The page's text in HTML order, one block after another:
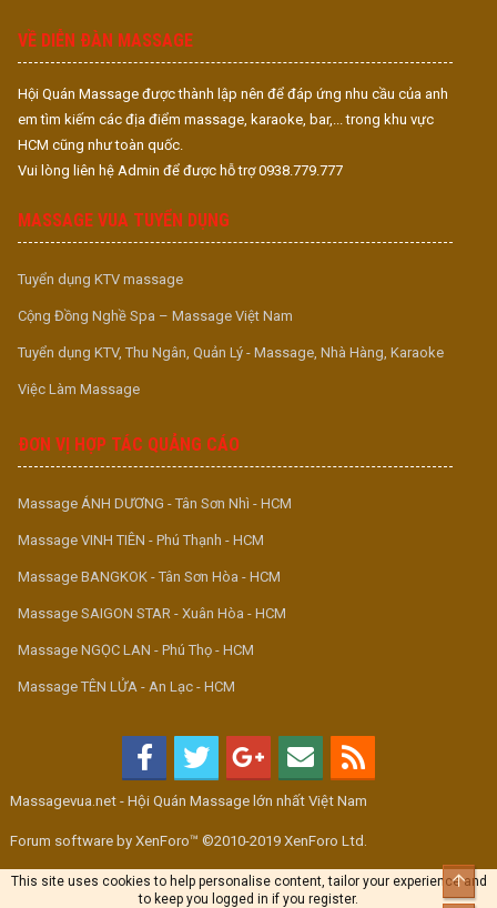
VỀ DIỄN ĐÀN MASSAGE
Hội Quán Massage được thành lập nên để đáp ứng nhu cầu của anh
em tìm kiếm các địa điểm massage, karaoke, bar,... trong khu vực
HCM cũng như toàn quốc.
Vui lòng liên hệ Admin để được hỗ trợ 0938.779.777
MASSAGE VUA TUYỂN DỤNG
Tuyển dụng KTV massage
Cộng Đồng Nghề Spa – Massage Việt Nam
Tuyển dụng KTV, Thu Ngân, Quản Lý - Massage, Nhà Hàng, Karaoke
Việc Làm Massage
ĐƠN VỊ HỢP TÁC QUẢNG CÁO
Massage ÁNH DƯƠNG - Tân Sơn Nhì - HCM
Massage VINH TIÊN - Phú Thạnh - HCM
Massage BANGKOK - Tân Sơn Hòa - HCM
Massage SAIGON STAR - Xuân Hòa - HCM
Massage NGỌC LAN - Phú Thọ - HCM
Massage TÊN LỬA - An Lạc - HCM
Massagevua.net - Hội Quán Massage lớn nhất Việt Nam
Forum software by XenForo™ ©2010-2019 XenForo Ltd.
This site uses cookies to help personalise content, tailor your experience and
to keep you logged in if you register.
Top